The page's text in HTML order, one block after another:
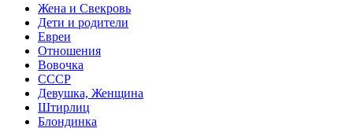
Жена и Свекровь
Дети и родители
Евреи
Отношения
Вовочка
СССР
Девушка, Женщина
Штирлиц
Блондинка